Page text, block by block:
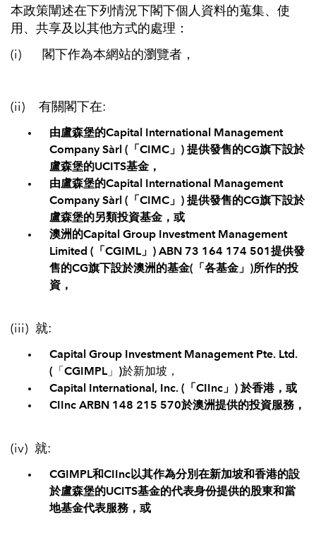
本政策闡述在下列情況下閣下個人資料的蒐集、使
用、共享及以其他方式的處理：
(i) 閣下作為本網站的瀏覽者，
(ii) 有關閣下在:
由盧森堡的Capital International Management
Company Sàrl (「CIMC」) 提供發售的CG旗下設於
盧森堡的UCITS基金，
由盧森堡的Capital International Management
Company Sàrl (「CIMC」) 提供發售的CG旗下設於
盧森堡的另類投資基金，或
澳洲的Capital Group Investment Management
Limited (「CGIML」) ABN 73 164 174 501提供發
售的CG旗下設於澳洲的基金(「各基金」)所作的投
資，
(iii) 就:
Capital Group Investment Management Pte. Ltd.
(「 CGIMPL」)於新加坡，
Capital International, Inc. (「CIInc」) 於香港，或
CIInc ARBN 148 215 570於澳洲提供的投資服務，
(iv) 就:
CGIMPL和CIInc以其作為分別在新加坡和香港的設
於盧森堡的UCITS基金的代表身份提供的股東和當
地基金代表服務，或